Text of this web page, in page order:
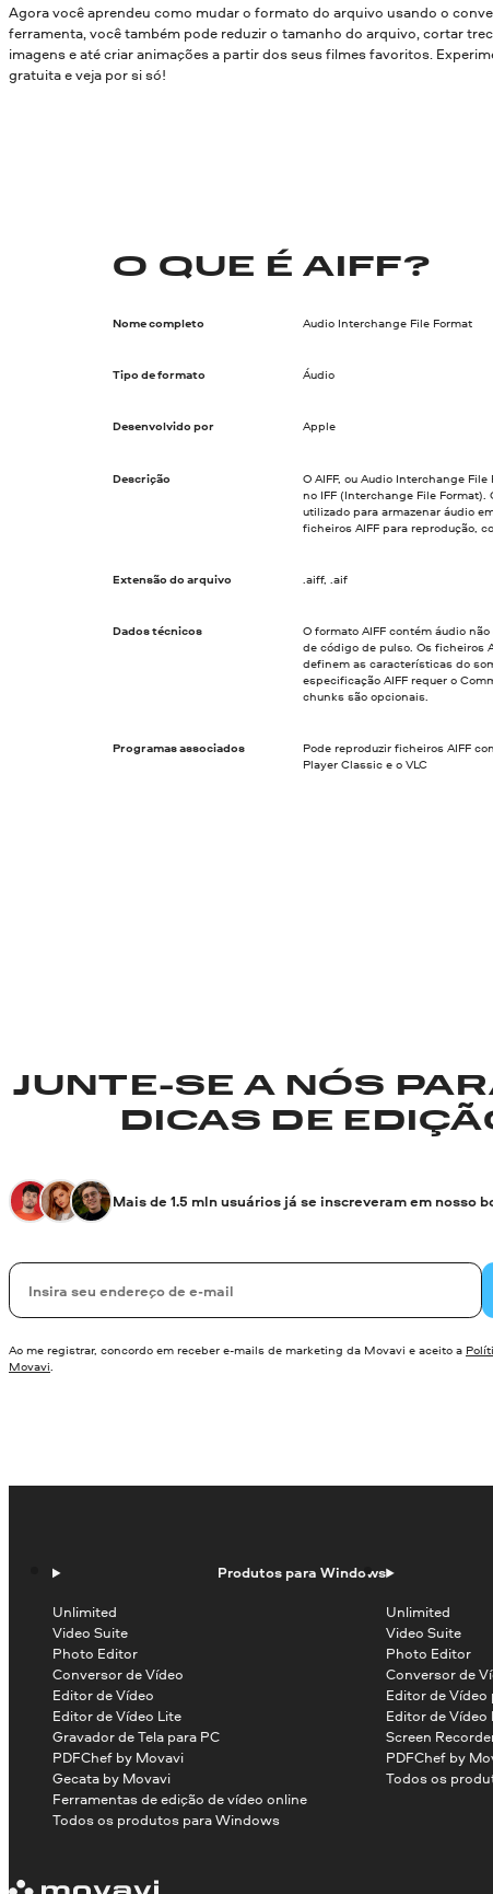
Agora você aprendeu como mudar o formato do arquivo usando o
ferramenta, você também pode reduzir o tamanho do arquivo, cortar
imagens e até criar animações a partir dos seus filmes favoritos.
gratuita e veja por si só!
O QUE É AIFF?
Nome completo Audio Interchange File Format
Tipo de formato Áudio
Desenvolvido por Apple
Descrição
O AIFF, ou Audio Interchange
no IFF (Interchange File
utilizado para armazenar áudio
ficheiros AIFF para reprodução,
Extensão do arquivo .aiff, .aif
Dados técnicos
O formato AIFF contém áudio
de código de pulso. Os ficheiros
definem as características do
especificação AIFF requer o
chunks são opcionais.
Programas associados
Pode reproduzir ficheiros AIFF
Player Classic e o VLC
JUNTE-SE A NÓS
DICAS DE
Mais de 1.5 mln usuários já se inscreveram em nosso
Seu e-mail
Ao me registrar, concordo em receber e-mails de marketing da Movavi e aceito a
Movavi.
Produtos para Windows
Unlimited
Video Suite
Photo Editor
Conversor de Vídeo
Editor de Vídeo
Editor de Vídeo Lite
Gravador de Tela para PC
PDFChef by Movavi
Gecata by Movavi
Ferramentas de edição de vídeo online
Todos os produtos para Windows
Unlimited
Video Suite
Photo Editor
Conversor de
Editor de Vídeo
Editor de Vídeo
Screen
PDFChef by
Todos os